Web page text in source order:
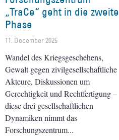
„TraCe“ geht in die zweite
Phase
11. December 2025
Wandel des Kriegsgeschehens,
Gewalt gegen zivilgesellschaftliche
Akteure, Diskussionen um
Gerechtigkeit und Rechtfertigung –
diese drei gesellschaftlichen
Dynamiken nimmt das
Forschungszentrum